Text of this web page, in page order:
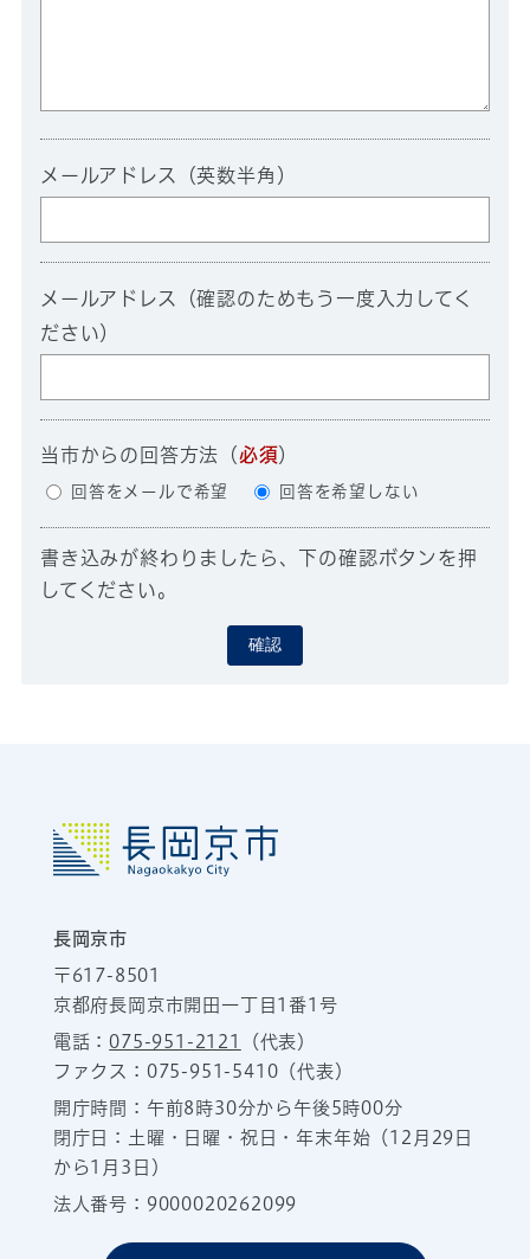
メールアドレス（英数半角）
メールアドレス（確認のためもう一度入力してく
ださい）
当市からの回答方法 （必須）
回答をメールで希望 回答を希望しない
書き込みが終わりましたら、下の確認ボタンを押
してください。
確認
長岡京市
〒617-8501
京都府長岡京市開田一丁目1番1号
電話：075-951-2121
（代表）
ファクス：075-951-5410（代表）
開庁時間：午前8時30分から午後5時00分
閉庁日：土曜・日曜・祝日・年末年始（12月29日
から1月3日）
法人番号：9000020262099